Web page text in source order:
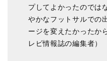
プしてよかったのでは
やかなフットサルでの
ージを変えたかったか
レビ情報誌の編集者）